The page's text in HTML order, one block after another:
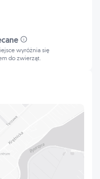
wyróżnia się
do zwierząt.